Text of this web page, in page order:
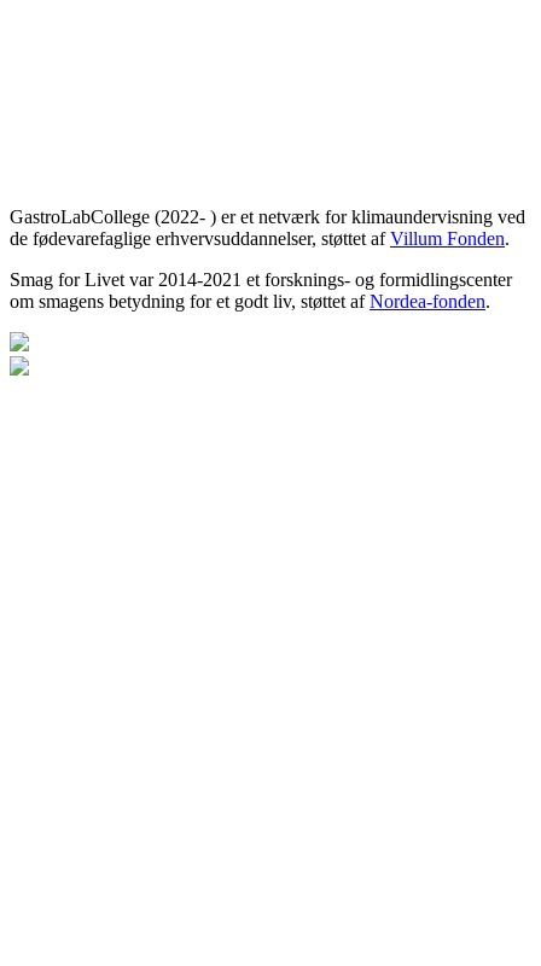
GastroLabCollege (2022- ) er et netværk for klimaundervisning ved
de fødevarefaglige erhvervsuddannelser, støttet afVillum Fonden.
Smag for Livet var 2014-2021 et forsknings- og formidlingscenter
om smagens betydning for et godt liv, støttet afNordea-fonden.